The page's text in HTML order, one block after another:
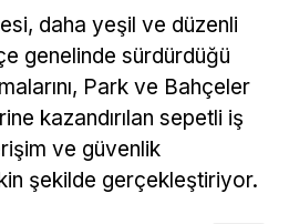
daha yeşil ve düzenli
genelinde sürdürdüğü
Park ve Bahçeler
kazandırılan sepetli iş
ve güvenlik
şekilde gerçekleştiriyor.